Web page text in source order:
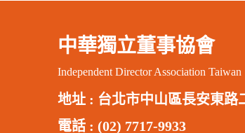
中華獨立董事協會
Independent Director Association Taiwan
地址 : 台北市中山區長安東路
電話 : (02) 7717-9933